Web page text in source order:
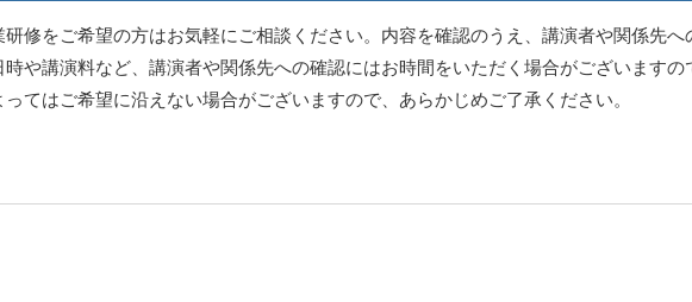
修をご希望の方はお気軽にご相談ください。内容を確認のうえ、講演者や関係先へ
や講演料など、講演者や関係先への確認にはお時間をいただく場合がございますの
てはご希望に沿えない場合がございますので、あらかじめご了承ください。